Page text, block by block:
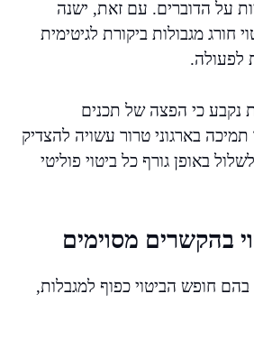
על הדוברים. עם זאת, ישנה
חורג מגבולות ביקורת לגיטימית
לפעולה.
נקבע כי הפצה של תכנים
בארגוני טרור עשויה להצדיק
באופן גורף כל ביטוי פוליטי
בהקשרים מסוימים
חופש הביטוי כפוף למגבלות,